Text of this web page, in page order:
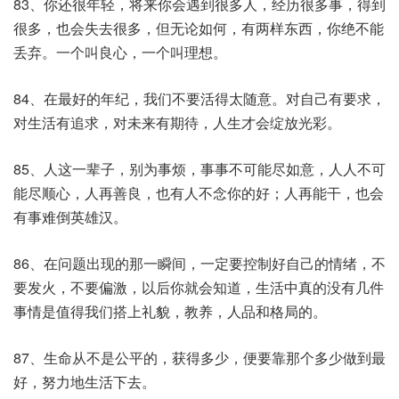
很多，也会失去很多，但无论如何，有两样东西，你绝不能
丢弃。一个叫良心，一个叫理想。
84、在最好的年纪，我们不要活得太随意。对自己有要求，
对生活有追求，对未来有期待，人生才会绽放光彩。
85、人这一辈子，别为事烦，事事不可能尽如意，人人不可
能尽顺心，人再善良，也有人不念你的好；人再能干，也会
有事难倒英雄汉。
86、在问题出现的那一瞬间，一定要控制好自己的情绪，不
要发火，不要偏激，以后你就会知道，生活中真的没有几件
事情是值得我们搭上礼貌，教养，人品和格局的。
87、生命从不是公平的，获得多少，便要靠那个多少做到最
好，努力地生活下去。